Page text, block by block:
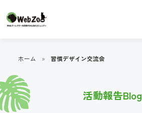
ホーム » 習慣デザイン交流会
活動報告Blog